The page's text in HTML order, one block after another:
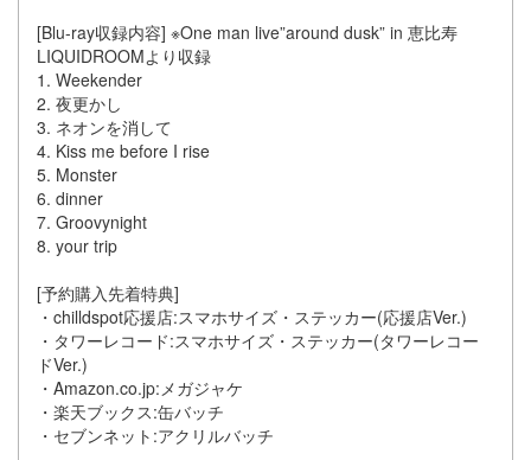
[Blu-ray収録内容] ※One man live”around dusk” in 恵比寿
LIQUIDROOMより収録
1. Weekender
2. 夜更かし
3. ネオンを消して
4. Kiss me before I rise
5. Monster
6. dinner
7. Groovynight
8. your trip
[予約購入先着特典]
・chilldspot応援店:スマホサイズ・ステッカー(応援店Ver.)
・タワーレコード:スマホサイズ・ステッカー(タワーレコー
ドVer.)
・Amazon.co.jp:メガジャケ
・楽天ブックス:缶バッチ
・セブンネット:アクリルバッチ